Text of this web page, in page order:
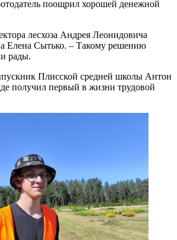
поощрил хорошей денежной
лесхоза Андрея Леонидовича
Елена Сытько. – Такому решению
рады.
Плисской средней школы Антон
получил первый в жизни трудовой